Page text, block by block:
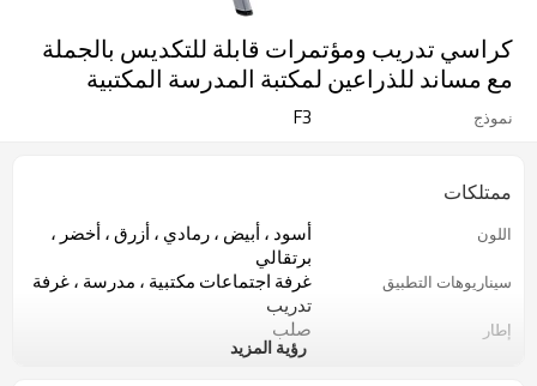
كراسي تدريب ومؤتمرات قابلة للتكديس بالجملة
مع مساند للذراعين لمكتبة المدرسة المكتبية
نموذج F3
ممتلكات
اللون
أسود ، أبيض ، رمادي ، أزرق ، أخضر ،
برتقالي
سيناريوهات التطبيق
غرفة اجتماعات مكتبية ، مدرسة ، غرفة
تدريب
إطار صلب
بلاستيك PP صديق للبيئة
رؤية المزيد